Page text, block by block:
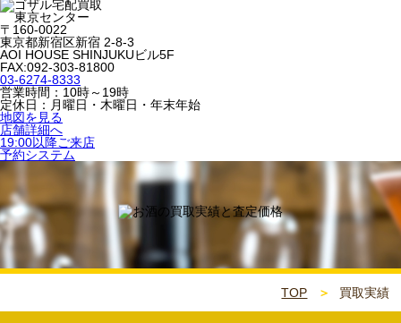
〒160-0022
東京都新宿区新宿 2-8-3
AOI HOUSE SHINJUKUビル5F
FAX:092-303-81800
03-6274-8333
営業時間：10時～19時
定休日：月曜日・木曜日・年末年始
地図を見る
店舗詳細へ
19:00以降ご来店
予約システム
TOP 買取実績